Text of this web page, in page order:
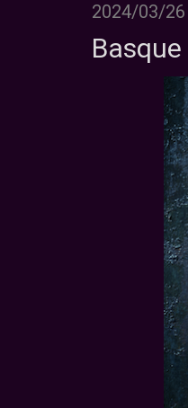
2024/03/26